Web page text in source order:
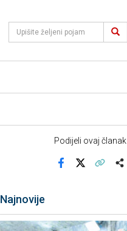
Podijeli ovaj članak
Najnovije